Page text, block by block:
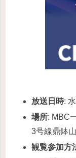
放送日時:
場所: MBC
3号線鼎鉢
観覧参加方